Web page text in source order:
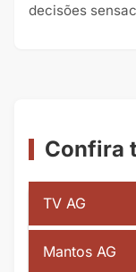
decisões
Confira
TV AG
Mantos AG